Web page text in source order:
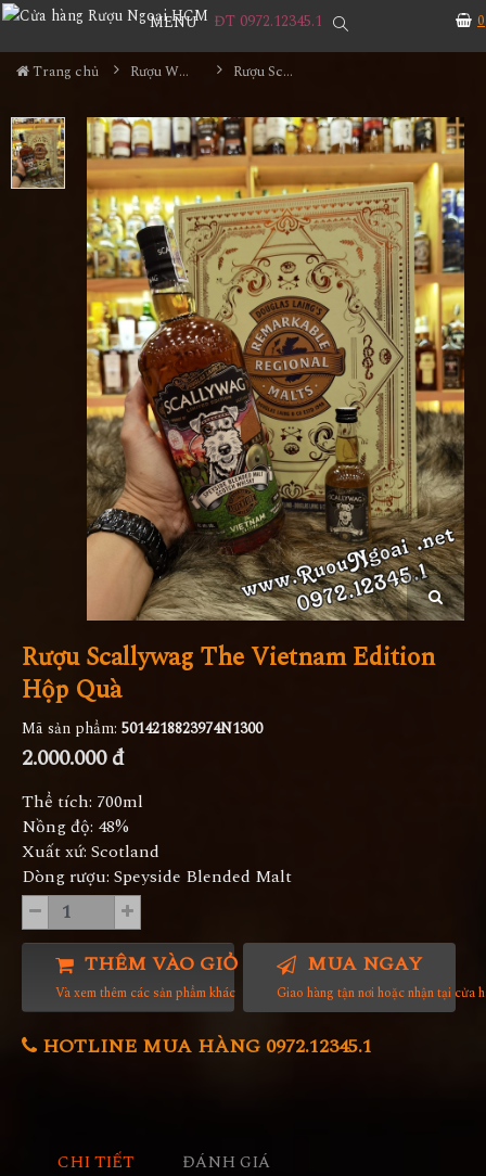
0
MENU ĐT 0972.12345.1
Trang chủ Rượu Whisky Rượu Scallywag The Vietnam Edition Hộp Quà
Rượu Scallywag The Vietnam Edition
Hộp Quà
Mã sản phẩm: 5014218823974N1300
2.000.000 đ
Thể tích: 700ml
Nồng độ: 48%
Xuất xứ: Scotland
Dòng rượu: Speyside Blended Malt
THÊM VÀO GIỎ HÀNG
Và xem thêm các sản phẩm khác
MUA NGAY
Giao hàng tận nơi hoặc nhận tại cửa
HOTLINE MUA HÀNG 0972.12345.1
CHI TIẾT ĐÁNH GIÁ